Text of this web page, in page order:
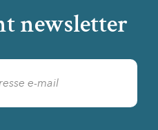
newsletter